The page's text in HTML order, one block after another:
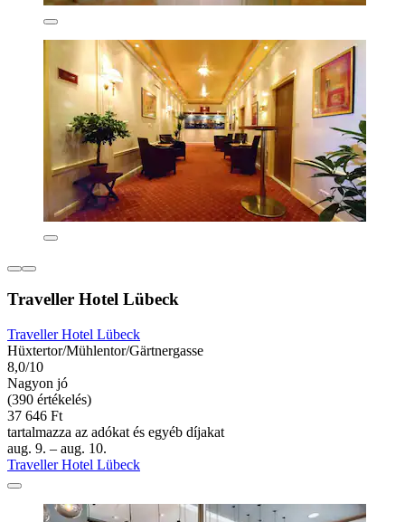
Traveller Hotel Lübeck
Traveller Hotel Lübeck
Hüxtertor/Mühlentor/Gärtnergasse
8,0/10
Nagyon jó
(390 értékelés)
37 646 Ft
tartalmazza az adókat és egyéb díjakat
aug. 9. – aug. 10.
Traveller Hotel Lübeck